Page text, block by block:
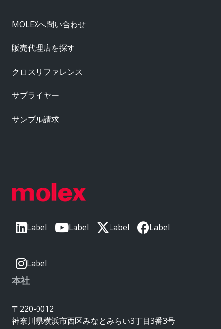
Label Label Label Label
Label
本社
〒220-0012
神奈川県横浜市西区みなとみらい3丁目3番3号
MOLEXへ問い合わせ
販売代理店を探す
クロスリファレンス
サプライヤー
サンプル請求